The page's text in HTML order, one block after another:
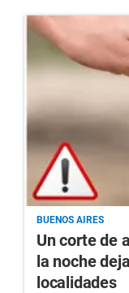
BUENOS AIRES
Un corte de
la noche
localidades